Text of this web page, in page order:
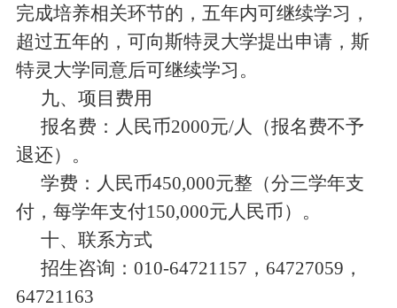
完成培养相关环节的，五年内可继续学习，
超过五年的，可向斯特灵大学提出申请，斯
特灵大学同意后可继续学习。
九、项目费用
报名费：人民币2000元/人（报名费不予
退还） 。
学费：人民币450,000元整（分三学年支
付，每学年支付150,000元人民币） 。
十、联系方式
招生咨询： 010-64721157 ， 64727059 ，
64721163